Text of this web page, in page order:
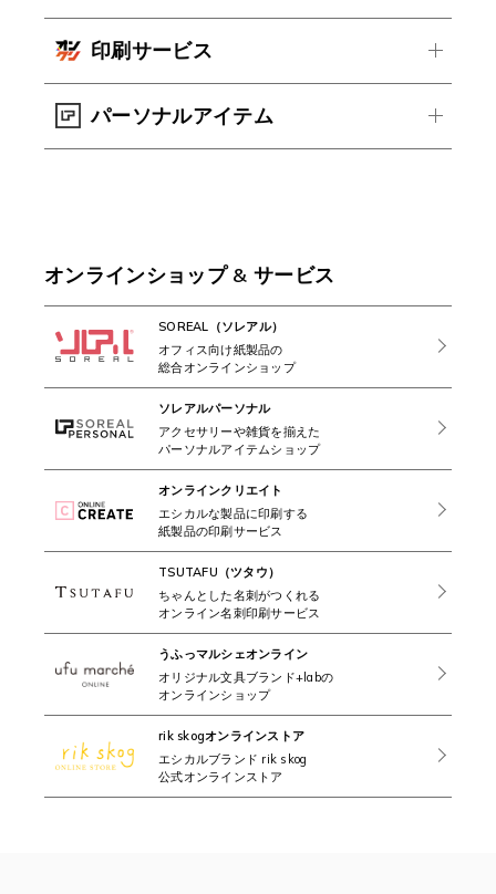
印刷サービス
パーソナルアイテム
オンラインショップ & サービス
SOREAL（ソレアル）
オフィス向け紙製品の
総合オンラインショップ
ソレアルパーソナル
アクセサリーや雑貨を揃えた
パーソナルアイテムショップ
オンラインクリエイト
エシカルな製品に印刷する
紙製品の印刷サービス
TSUTAFU（ツタウ）
ちゃんとした名刺がつくれる
オンライン名刺印刷サービス
うふっマルシェオンライン
オリジナル文具ブランド+labの
オンラインショップ
rik skogオンラインストア
エシカルブランド rik skog
公式オンラインストア